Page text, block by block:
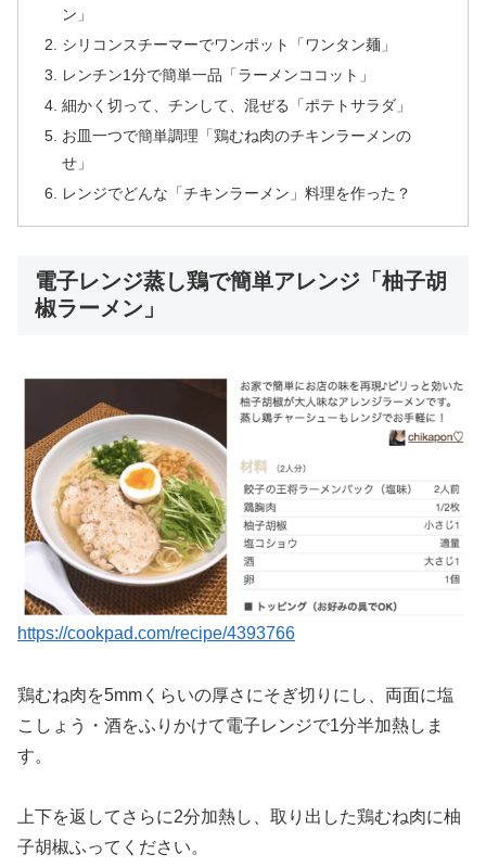
ン」
シリコンスチーマーでワンポット「ワンタン麺」
レンチン1分で簡単一品「ラーメンココット」
細かく切って、チンして、混ぜる「ポテトサラダ」
お皿一つで簡単調理「鶏むね肉のチキンラーメンの
せ」
レンジでどんな「チキンラーメン」料理を作った？
電子レンジ蒸し鶏で簡単アレンジ「柚子胡
椒ラーメン」
https://cookpad.com/recipe/4393766
鶏むね肉を5mmくらいの厚さにそぎ切りにし、両面に塩
こしょう・酒をふりかけて電子レンジで1分半加熱しま
す。
上下を返してさらに2分加熱し、取り出した鶏むね肉に柚
子胡椒ふってください。